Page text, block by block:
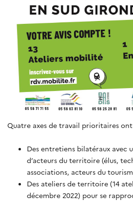
Quatre axes de travail prioritaires
Des entretiens bilatéraux avec
d’acteurs du territoire (élus,
associations, acteurs du
Des ateliers de territoire (14
décembre 2022) pour se